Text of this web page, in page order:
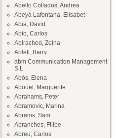
Abello Collados, Andrea
Abeyà Lafontana, Elisabet
Abia, David
Abio, Carlos
Abirached, Zeina
Ablett, Barry
abm Communication Management
S.L.
Abós, Elena
Abouet, Marguerite
Abrahams, Peter
Abramovic, Marina
Abrams, Sam
Abranches, Filipe
Abreu, Carlos